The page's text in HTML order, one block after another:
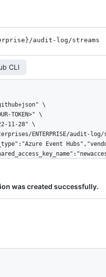
/audit-log /streams
CLI
was created successfully.